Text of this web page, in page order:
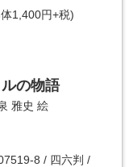
1,400円+税)
の物語
雅史 絵
8 / 四六判 /